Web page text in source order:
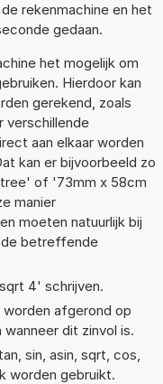
rekenmachine en het
gedaan.
het mogelijk om
Hierdoor kan
gerekend, zoals
verschillende
aan elkaar worden
kan er bijvoorbeeld zo
of '73mm x 58cm
manier
moeten natuurlijk bij
de betreffende
4' schrijven.
worden afgerond op
dit zinvol is.
sin, asin, sqrt, cos,
worden gebruikt.